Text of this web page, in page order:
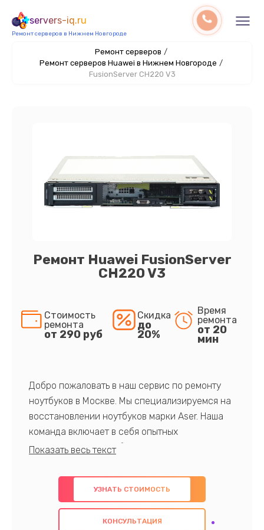
servers-iq.ru
Ремонт серверов в Нижнем Новгороде
Ремонт серверов /
Ремонт серверов Huawei в Нижнем Новгороде /
FusionServer CH220 V3
Ремонт Huawei FusionServer
CH220 V3
Стоимость
ремонта
от 290 руб
Скидка
до
20%
Время
ремонта
от 20
мин
Добро пожаловать в наш сервис по ремонту
ноутбуков в Москве. Мы специализируемся на
восстановлении ноутбуков марки Aser. Наша
команда включает в себя опытных
профессионалов с обширными знаниями и
предлагаем быстрый и качественный ремонт с
использованием оригинальных компонентов, а
также гарантируем качество всех
проведенных работ. Наша цель - предоставить
УЗНАТЬ СТОИМОСТЬ
КОНСУЛЬТАЦИЯ